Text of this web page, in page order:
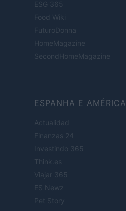
ESG 365
Food Wiki
FuturoDonna
HomeMagazine
SecondHomeMagazine
ESPANHA E
Actualidad
Finanzas 24
Investindo 365
Think.es
Viajar 365
ES Newz
Pet Story